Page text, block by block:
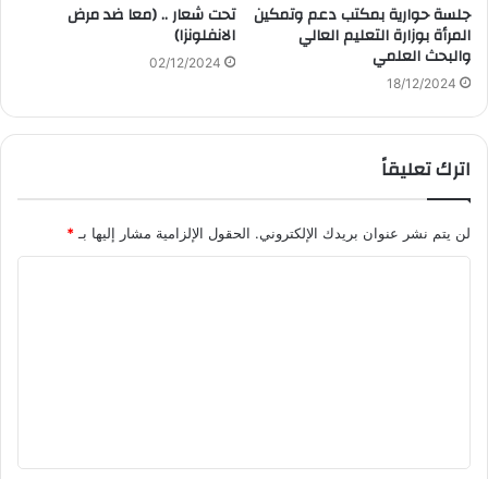
جلسة حوارية بمكتب دعم وتمكين
المرأة بوزارة التعليم العالي
والبحث العلمي
18/12/2024
تحت شعار .. (معا ضد مرض
الانفلونزا)
02/12/2024
اترك تعليقاً
لن يتم نشر عنوان بريدك الإلكتروني. الحقول الإلزامية مشار إليها بـ*
ق